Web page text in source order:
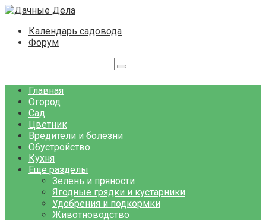
Перейти
контентуКалендарь садовода
Форум
Главная
Огород
Сад
Цветник
Вредители и болезни
Обустройство
Кухня
Еще разделы
Зелень и пряности
Ягодные грядки и кустарники
Удобрения и подкормки
Животноводство